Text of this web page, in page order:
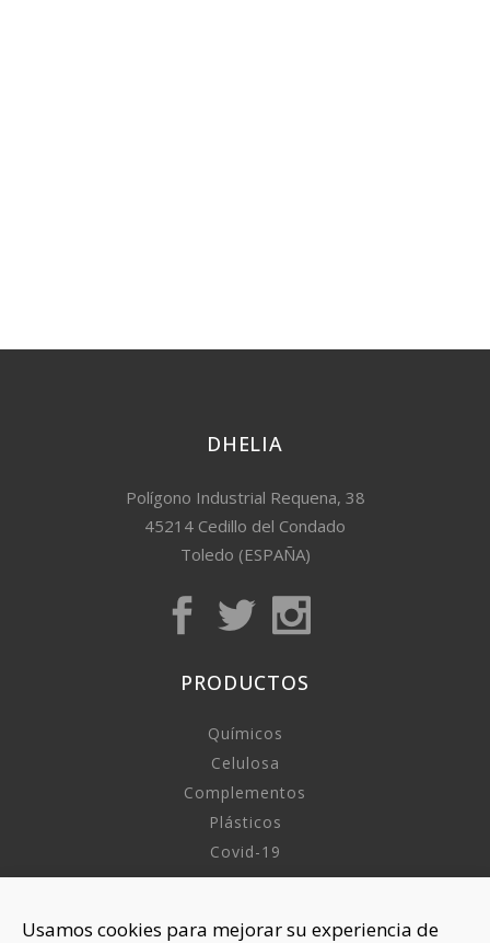
Usamos cookies para mejorar su experiencia de
DHELIA
Polígono Industrial Requena, 38
45214 Cedillo del Condado
Toledo (ESPAÑA)
PRODUCTOS
Químicos
Celulosa
Complementos
Plásticos
Covid-19